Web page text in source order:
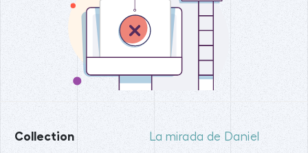
Collection La mirada de Daniel